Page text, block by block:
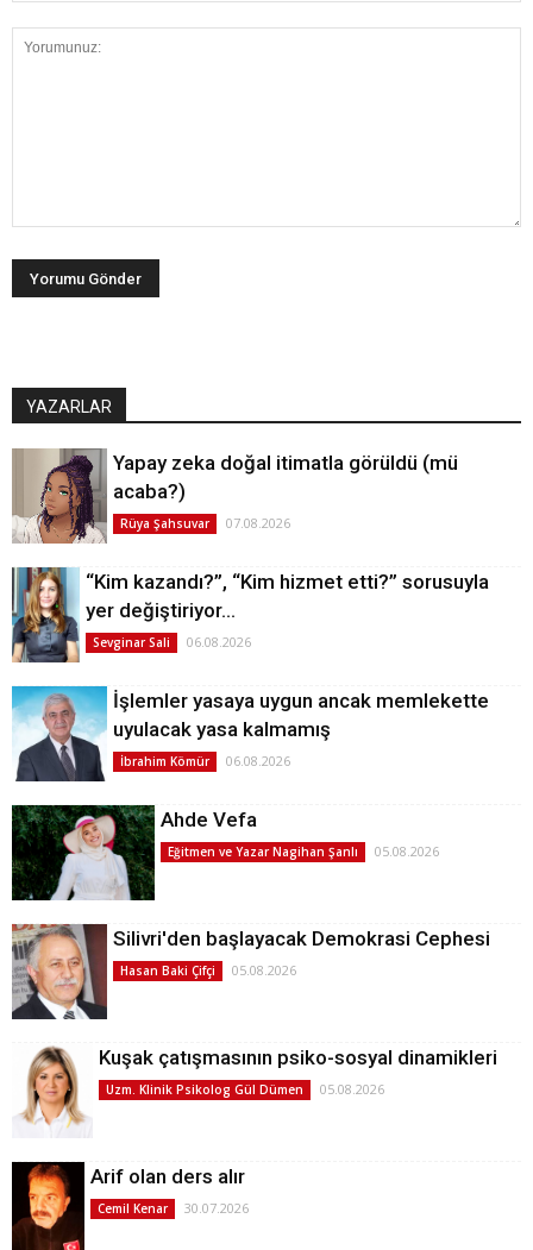
YAZARLAR
Yapay zeka doğal itimatla görüldü (mü
acaba?)
Rüya Şahsuvar 07.08.2026
“Kim kazandı?”, “Kim hizmet etti?” sorusuyla
yer değiştiriyor…
Sevginar Sali 06.08.2026
İşlemler yasaya uygun ancak memlekette
uyulacak yasa kalmamış
İbrahim Kömür 06.08.2026
Ahde Vefa
Eğitmen ve Yazar Nagihan Şanlı 05.08.2026
Silivri'den başlayacak Demokrasi Cephesi
Hasan Baki Çifçi 05.08.2026
Kuşak çatışmasının psiko-sosyal dinamikleri
Uzm. Klinik Psikolog Gül Dümen 05.08.2026
Arif olan ders alır
Cemil Kenar 30.07.2026